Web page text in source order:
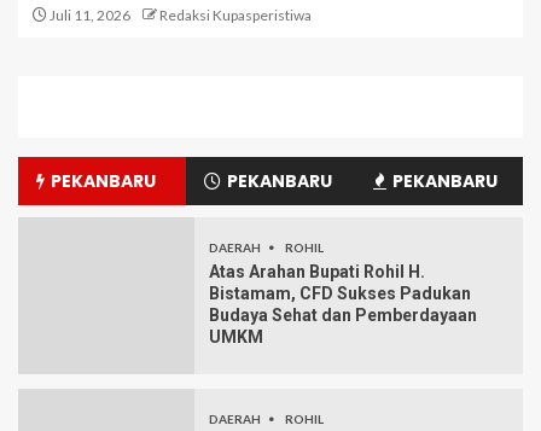
Juli 11, 2026 Redaksi Kupasperistiwa
PEKANBARU PEKANBARU PEKANBARU
DAERAH ROHIL
Atas Arahan Bupati Rohil H.
Bistamam, CFD Sukses Padukan
Budaya Sehat dan Pemberdayaan
UMKM
DAERAH ROHIL